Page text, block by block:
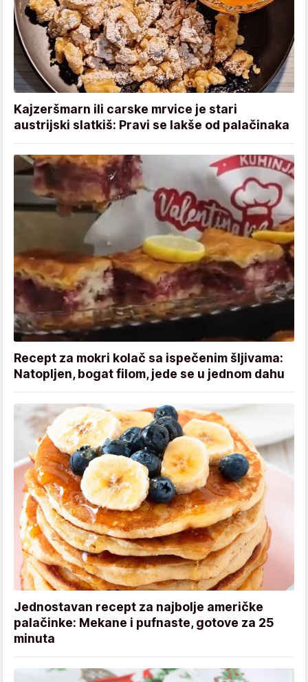
Kajzeršmarn ili carske mrvice je stari
austrijski slatkiš: Pravi se lakše od palačinaka
Recept za mokri kolač sa ispečenim šljivama:
Natopljen, bogat filom, jede se u jednom dahu
Jednostavan recept za najbolje američke
palačinke: Mekane i pufnaste, gotove za 25
minuta